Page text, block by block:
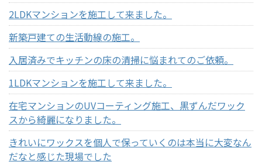
2LDKマンションを施工して来ました。
新築戸建ての生活動線の施工。
入居済みでキッチンの床の清掃に悩まれてのご依頼。
1LDKマンションを施工して来ました。
在宅マンションのUVコーティング施工、黒ずんだワック
スから綺麗になりました。
きれいにワックスを個人で保っていくのは本当に大変なん
だなと感じた現場でした